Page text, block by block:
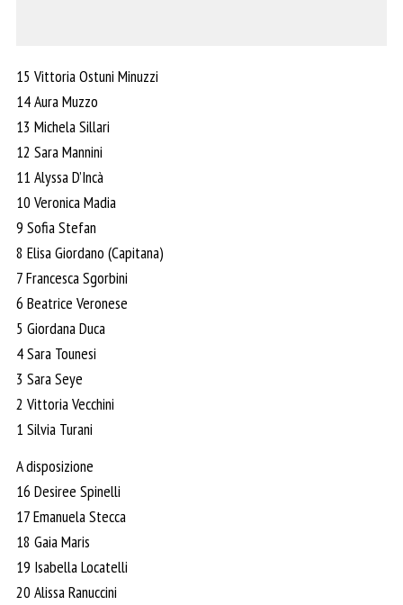
15 Vittoria Ostuni Minuzzi
14 Aura Muzzo
13 Michela Sillari
12 Sara Mannini
11 Alyssa D’Incà
10 Veronica Madia
9 Sofia Stefan
8 Elisa Giordano (Capitana)
7 Francesca Sgorbini
6 Beatrice Veronese
5 Giordana Duca
4 Sara Tounesi
3 Sara Seye
2 Vittoria Vecchini
1 Silvia Turani
A disposizione
16 Desiree Spinelli
17 Emanuela Stecca
18 Gaia Maris
19 Isabella Locatelli
20 Alissa Ranuccini